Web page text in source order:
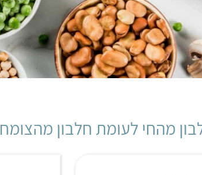
מהחי לעומת חלבון מהצומח